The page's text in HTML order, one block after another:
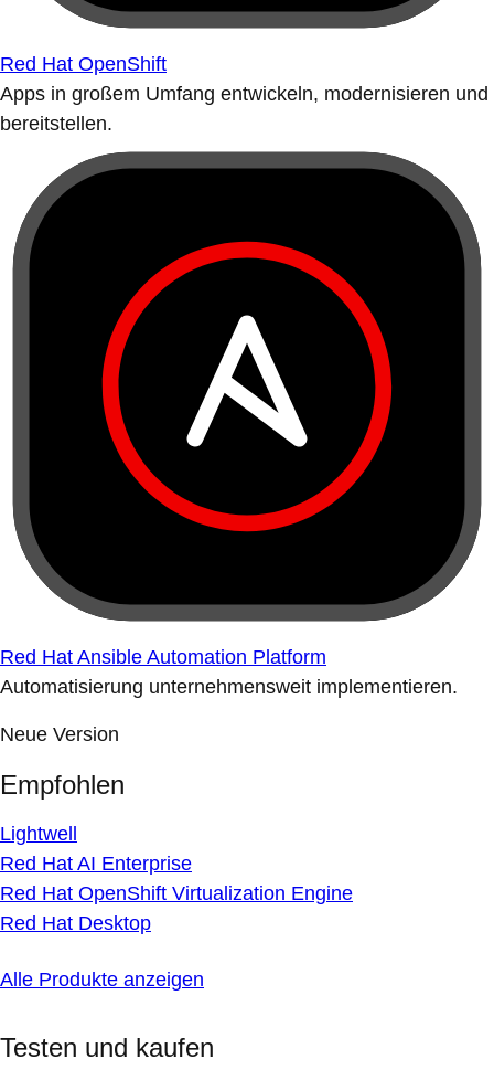
Red Hat OpenShift
Apps in großem Umfang entwickeln, modernisieren und
bereitstellen.
Red Hat Ansible Automation Platform
Automatisierung unternehmensweit implementieren.
Neue Version
Empfohlen
Lightwell
Red Hat AI Enterprise
Red Hat OpenShift Virtualization Engine
Red Hat Desktop
Alle Produkte anzeigen
Testen und kaufen